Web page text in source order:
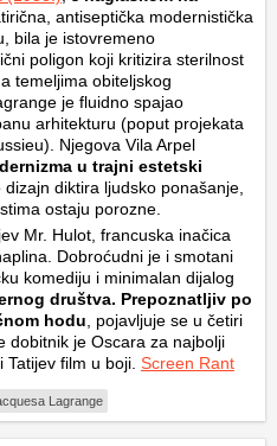
antiseptička modernistička
bila je istovremeno
poligon koji kritizira sterilnost
temeljima obiteljskog
je fluidno spajao
arhitekturu (poput projekata
Njegova Vila Arpel
u trajni estetski
dizajn diktira ljudsko ponašanje,
ostaju porozne.
Mr. Hulot, francuska inačica
Dobroćudni je i smotani
komediju i minimalan dijalog
društva. Prepoznatljiv po
hodu , pojavljuje se u četiri
dobitnik je Oscara za najbolji
film u boji. Screen Rant
Lagrange